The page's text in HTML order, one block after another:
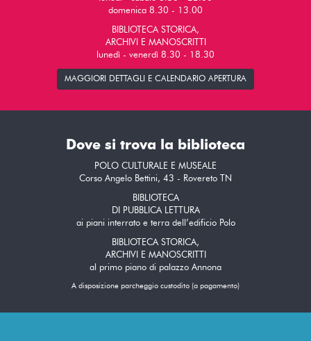
domenica 8.30 - 13.00
BIBLIOTECA STORICA,
ARCHIVI E MANOSCRITTI
lunedì - venerdì 8.30 - 18.30
MAGGIORI DETTAGLI E CALENDARIO APERTURA
Dove si trova la biblioteca
POLO CULTURALE E MUSEALE
Corso Angelo Bettini, 43 - Rovereto TN
BIBLIOTECA
DI PUBBLICA LETTURA
ai piani interrato e terra dell’edificio Polo
BIBLIOTECA STORICA,
ARCHIVI E MANOSCRITTI
al primo piano di palazzo Annona
A disposizione parcheggio custodito (a pagamento)